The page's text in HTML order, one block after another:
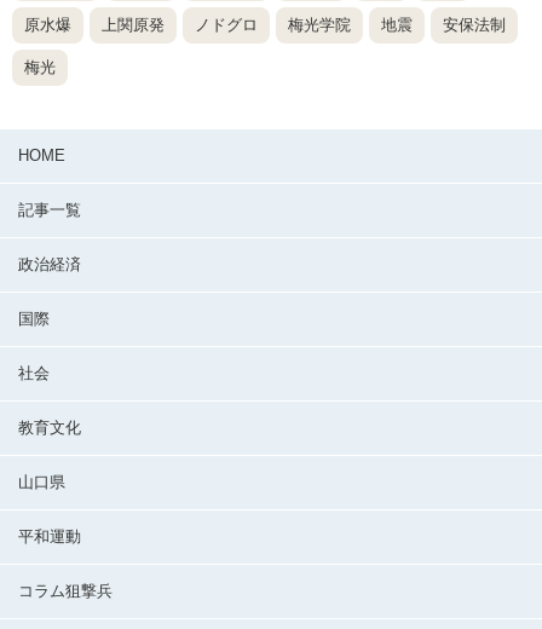
原水爆 上関原発 ノドグロ 梅光学院 地震 安保法制
梅光
HOME
記事一覧
政治経済
国際
社会
教育文化
山口県
平和運動
コラム狙撃兵